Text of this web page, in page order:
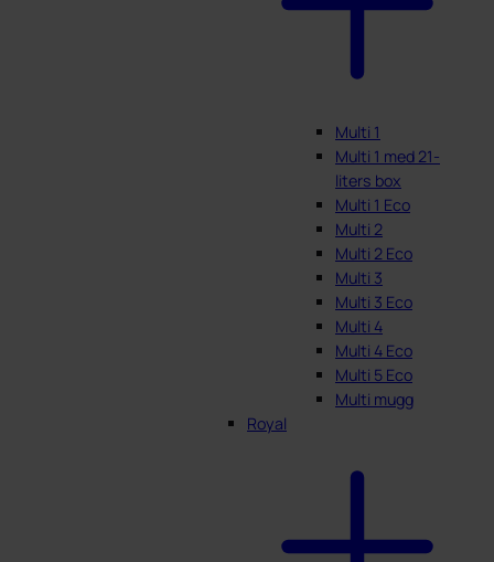
Multi 1
Multi 1 med 21-
liters box
Multi 1 Eco
Multi 2
Multi 2 Eco
Multi 3
Multi 3 Eco
Multi 4
Multi 4 Eco
Multi 5 Eco
Multi mugg
Royal